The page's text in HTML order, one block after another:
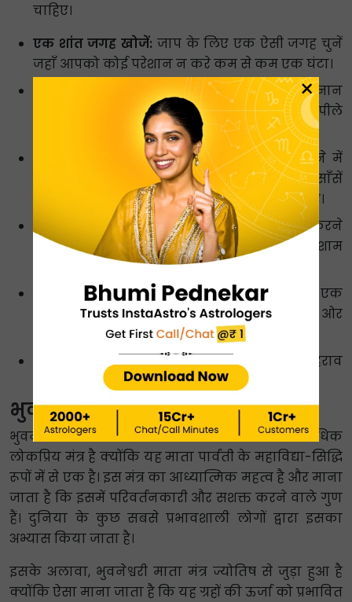
चाहिए।
एक शांत जगह खोजें: जाप के लिए एक ऐसी जगह चुनें
जहाँ आपको कोई परेशान न करे कम से कम एक घंटा।
करें कि आप साफ-सुथरे हैं और स्नान
के बाद ही जाप शुरू करें। भुवनेश्वरी देवी मंत्र के लिए पीले
भुवनेश्वरी माता के मंत्रों को सही मायने में
महसूस करने और समझने के लिए, कुछ गहरी साँसें
लेकर शुरुआत करें अपने मन को शांत करने के लिए।
सबसे अच्छा समय चुनें: भुवनेश्वरी मंत्र का जाप करने
का सबसे अच्छा समय सुबह (ब्रह्म मुहूर्त) या शाम
(संध्या काल) के समय है।
भक्ति सामग्री:भक्ति और ध्यान के प्रतीक के रूप में, एक
तस्वीर रखें भुवनेश्वरी माता का मुख पूर्व या उत्तर की ओर
हो। ताजे फूल, धूप, और एक दीया जलाएं।
मोतियों की माला की मदद से मंत्र दोहराव
की गिनती पर नज़र रखें।
भुवनेश्वरी मंत्र का महत्व
भुवनेश्वरी देवी मंत्र ऋषियों और पंडितों के बीच अत्यधिक
लोकप्रिय मंत्र है क्योंकि यह माता पार्वती के महाविद्या-सिद्धि
रूपों में से एक है। इस मंत्र का आध्यात्मिक महत्व है और माना
जाता है कि इसमें परिवर्तनकारी और सशक्त करने वाले गुण
हैं। दुनिया के कुछ सबसे प्रभावशाली लोगों द्वारा इसका
अभ्यास किया जाता है।
इसके अलावा, भुवनेश्वरी माता मंत्र ज्योतिष से जुड़ा हुआ है
क्योंकि ऐसा माना जाता है कि यह ग्रहों की ऊर्जा को प्रभावित
×